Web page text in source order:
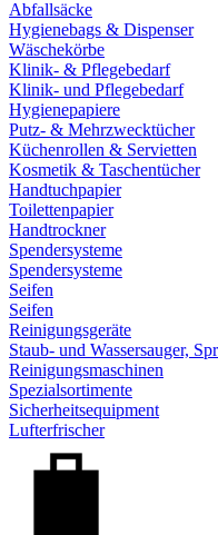
Abfallsäcke
Hygienebags & Dispenser
Wäschekörbe
Klinik- & Pflegebedarf
Klinik- und Pflegebedarf
Hygienepapiere
Putz- & Mehrzwecktücher
Küchenrollen & Servietten
Kosmetik & Taschentücher
Handtuchpapier
Toilettenpapier
Handtrockner
Spendersysteme
Spendersysteme
Seifen
Seifen
Reinigungsgeräte
Staub- und Wassersauger,
Reinigungsmaschinen
Spezialsortimente
Sicherheitsequipment
Lufterfrischer